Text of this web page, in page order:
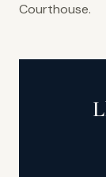
Courthouse.